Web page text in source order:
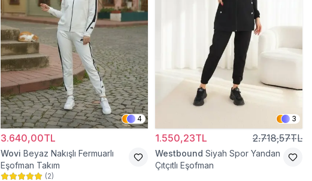
4
3.640,00TL
Wovi Beyaz Nakışlı Fermuarlı
Eşofman Takım
(2)
3
1.550,23TL 2.718,57TL
Westbound Siyah Spor Yandan
Çıtçıtlı Eşofman